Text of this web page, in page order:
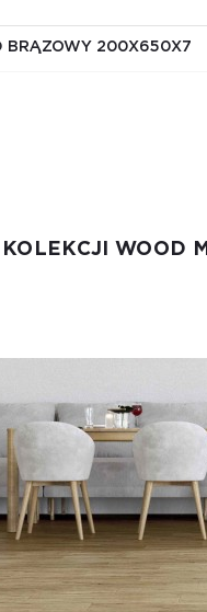
BRĄZOWY 200X650X7
WOOD